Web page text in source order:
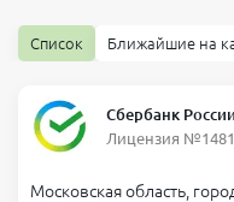
Список Ближайшие на
Сбербанк России
Лицензия №1481
Московская область,